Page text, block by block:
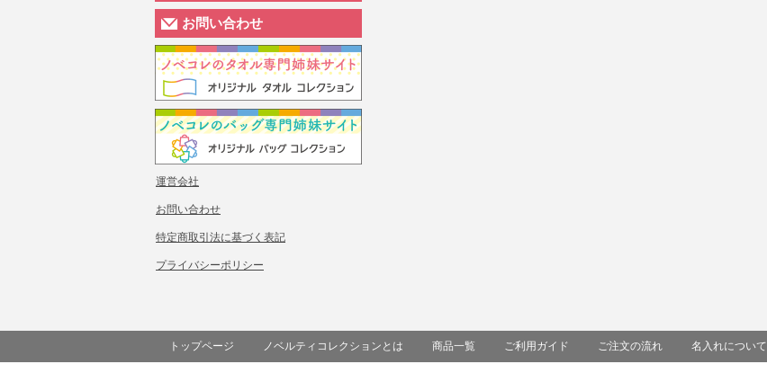
お問い合わせ
運営会社
お問い合わせ
特定商取引法に基づく表記
プライバシーポリシー
トップページ ノベルティコレクションとは 商品一覧 ご利用ガイド ご注文の流れ 名入れについて